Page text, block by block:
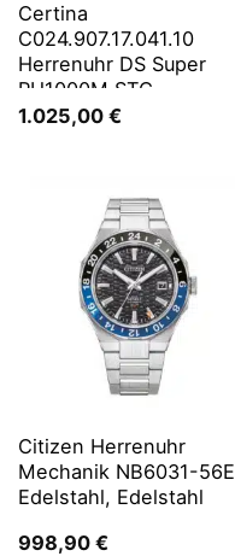
Certina
C024.907.17.041.10
Herrenuhr DS Super
PH1000M STC
1.025,00 €
Citizen Herrenuhr
Mechanik NB6031-56E
Edelstahl, Edelstahl
998,90 €